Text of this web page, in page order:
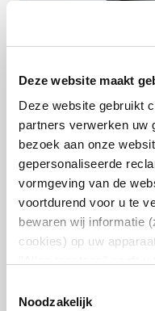
Deze website maakt
Deze website gebruikt
partners verwerken uw
bezoek aan onze
gepersonaliseerde
vormgeving van de
voortdurend voor u te
bewaren wij informatie
cookies) op uw
U kunt uw keuzes te
Noodzakelijk
FAQ
Vind antwoorden op
Meer informatie